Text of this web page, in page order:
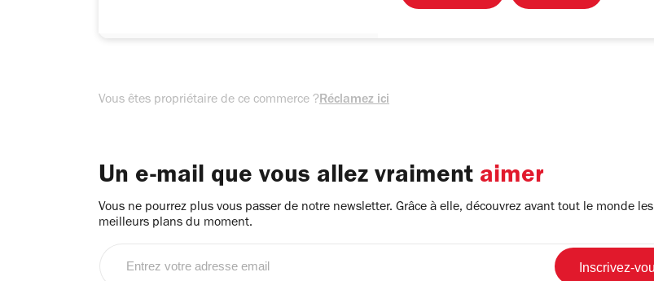
Vous êtes propriétaire de ce commerce ?Réclamez ici
Un e-mail que vous allez vraiment aimer
Vous ne pourrez plus vous passer de notre newsletter. Grâce à elle, découvrez avant tout le monde les
meilleurs plans du moment.